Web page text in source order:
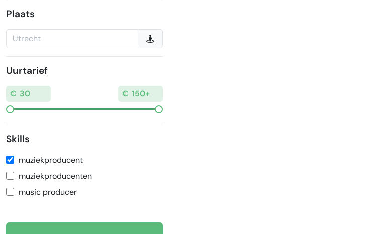
Plaats
Uurtarief
Skills
muziekproducent
muziekproducenten
music producer